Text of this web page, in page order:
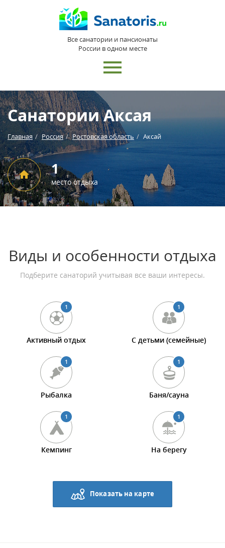
Все санатории и пансионаты
России в одном месте
Санатории Аксая
Главная Россия Ростовская область Аксай
1
место отдыха
Виды и особенности отдыха
Подберите санаторий учитывая все ваши интересы.
1
Активный отдых
1
С детьми (семейные)
1
Рыбалка
1
Баня/сауна
1
Кемпинг
1
На берегу
Показать на карте